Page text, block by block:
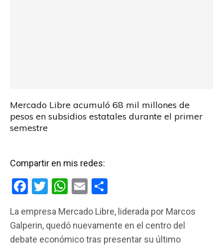
Mercado Libre acumuló 68 mil millones de
pesos en subsidios estatales durante el primer
semestre
Compartir en mis redes:
F
ce
b
T
tt
er
W
at
s
E
ail m
p
La empresa Mercado Libre, liderada por Marcos
Galperin, quedó nuevamente en el centro del
debate económico tras presentar su último